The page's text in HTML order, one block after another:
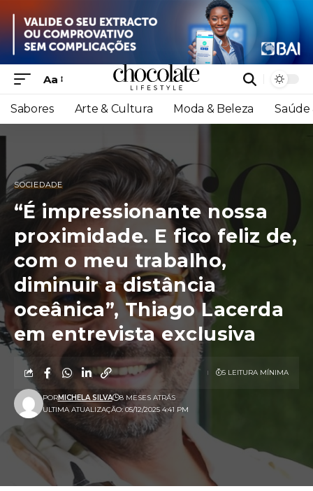
Aa
Sabores Arte & Cultura Moda & Beleza Saúde
SOCIEDADE
“É impressionante nossa
proximidade. E fico feliz de,
com o meu trabalho,
diminuir a distância
oceânica”, Thiago Lacerda
em entrevista exclusiva
ULTIMA ATUALIZAÇÃO: 05/12/2025 4:41 PM
PORMICHELA SILVA 8 MESES ATRÁS
5 LEITURA MÍNIMA